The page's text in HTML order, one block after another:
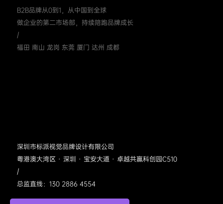
B2B品牌从0到1，从中国到全球
做企业的第二市场部，持续陪跑品牌成长
/
福田 南山 龙岗 东莞 厦门 达州 成都
深圳市标派视觉品牌设计有限公司
粤港澳大湾区 · 深圳 · 宝安大道 · 卓越共赢科创园C510
/
总监直线：130 2886 4554